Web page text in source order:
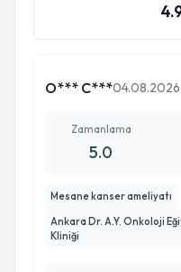
O*** C***04.08.2026
Zamanlama
5.0
Mesane kanser ameliyatı
Ankara Dr. A.Y. Onkoloji
Kliniği